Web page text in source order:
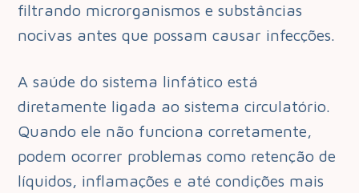
filtrando microrganismos e substâncias
nocivas antes que possam causar infecções.
A saúde do sistema linfático está
diretamente ligada ao sistema circulatório.
Quando ele não funciona corretamente,
podem ocorrer problemas como retenção de
líquidos, inflamações e até condições mais